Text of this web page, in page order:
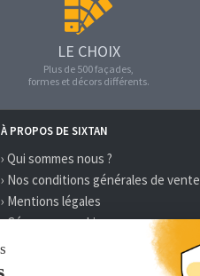
LE CHOIX
Plus de 500 façades,
formes et décors différents.
À PROPOS DE SIXTAN
› Qui sommes nous ?
› Nos conditions générales de vente
› Mentions légales
› Gérer mes cookies
› Délai et frais de livraison
› Paiement 100% sécurisé